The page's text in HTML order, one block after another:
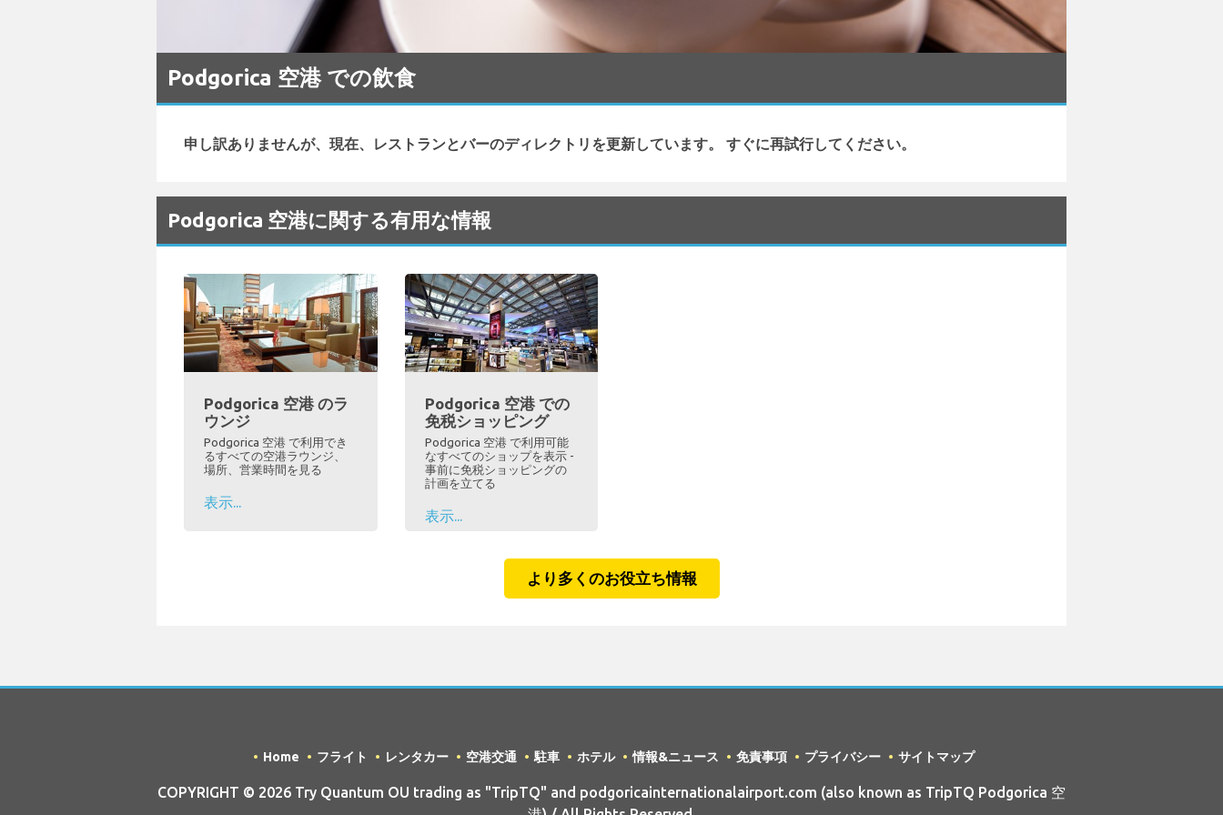
Podgorica 空港 での飲食
申し訳ありませんが、現在、レストランとバーのディレクトリを更新しています。 すぐに再試行してください。
Podgorica 空港に関する有用な情報
Podgorica 空港 のラ
ウンジ
Podgorica 空港 で利用でき
るすべての空港ラウンジ、
場所、営業時間を見る
表示...
Podgorica 空港 での
免税ショッピング
Podgorica 空港 で利用可能
なすべてのショップを表示 -
事前に免税ショッピングの
計画を立てる
表示...
より多くのお役立ち情報
Home フライト レンタカー 空港交通 駐車 ホテル 情報&ニュース 免責事項 プライバシー サイトマップ
COPYRIGHT © 2026 Try Quantum OU trading as "TripTQ" and podgoricainternationalairport.com (also known as TripTQ Podgorica 空